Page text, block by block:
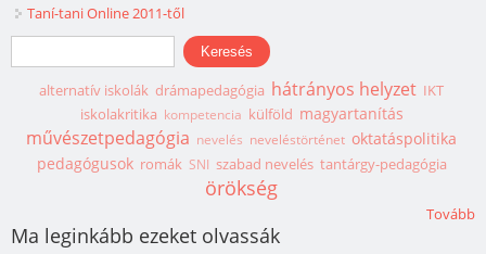
Taní-tani Online 2011-től
Keresés űrlap
Keresés
alternatív iskolák drámapedagógia hátrányos helyzet IKT
iskolakritika kompetencia külföld magyartanítás
művészetpedagógia nevelés neveléstörténet oktatáspolitika
pedagógusok romák SNI szabad nevelés tantárgy-pedagógia
örökség
Tovább
Ma leginkább ezeket olvassák